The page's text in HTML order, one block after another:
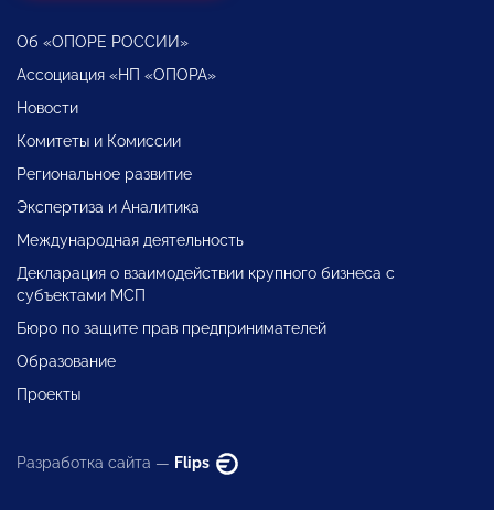
Об «ОПОРЕ РОССИИ»
Ассоциация «НП «ОПОРА»
Новости
Комитеты и Комиссии
Региональное развитие
Экспертиза и Аналитика
Международная деятельность
Декларация о взаимодействии крупного бизнеса с
субъектами МСП
Бюро по защите прав предпринимателей
Образование
Проекты
Разработка сайта — Flips